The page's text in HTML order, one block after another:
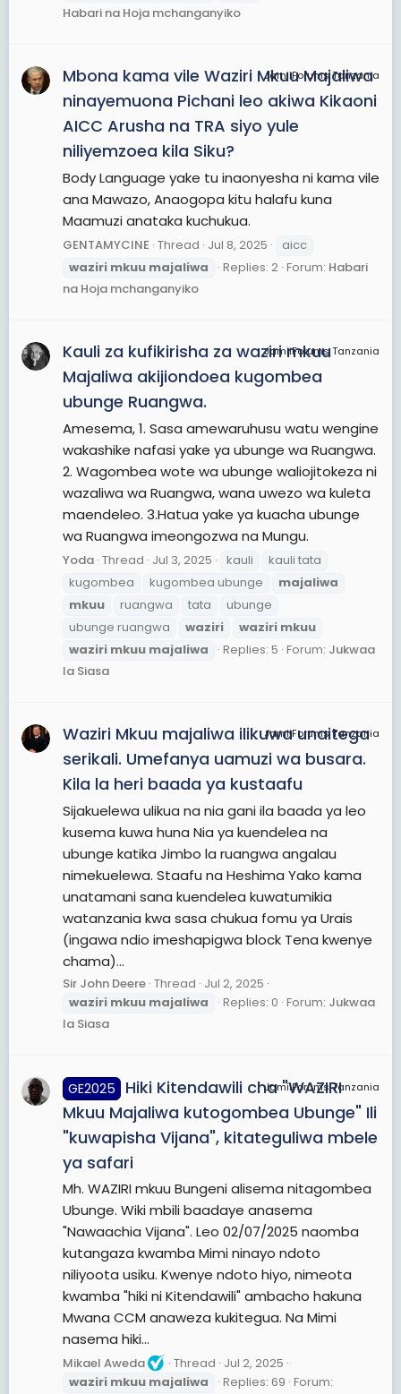
Habari na Hoja mchanganyiko
JamiiForums Tanzania
Mbona kama vile Waziri Mkuu Majaliwa
ninayemuona Pichani leo akiwa Kikaoni
AICC Arusha na TRA siyo yule
niliyemzoea kila Siku?
Body Language yake tu inaonyesha ni kama vile
ana Mawazo, Anaogopa kitu halafu kuna
Maamuzi anataka kuchukua.
GENTAMYCINE Thread Jul 8, 2025
aicc
waziri mkuu majaliwa Replies: 2 Forum: Habari
na Hoja mchanganyiko
JamiiForums Tanzania
Kauli za kufikirisha za waziri mkuu
Majaliwa akijiondoea kugombea
ubunge Ruangwa.
Amesema, 1. Sasa amewaruhusu watu wengine
wakashike nafasi yake ya ubunge wa Ruangwa.
2. Wagombea wote wa ubunge waliojitokeza ni
wazaliwa wa Ruangwa, wana uwezo wa kuleta
maendeleo. 3.Hatua yake ya kuacha ubunge
wa Ruangwa imeongozwa na Mungu.
Yoda Thread Jul 3, 2025 kauli
kauli tata
kugombea
kugombea ubunge
majaliwa
mkuu
ruangwa tata
ubunge
ubunge ruangwa
waziri waziri mkuu
waziri mkuu majaliwa Replies: 5 Forum: Jukwaa
la Siasa
JamiiForums Tanzania
Waziri Mkuu majaliwa ilikuwa unaitega
serikali. Umefanya uamuzi wa busara.
Kila la heri baada ya kustaafu
Sijakuelewa ulikua na nia gani ila baada ya leo
kusema kuwa huna Nia ya kuendelea na
ubunge katika Jimbo la ruangwa angalau
nimekuelewa. Staafu na Heshima Yako kama
unatamani sana kuendelea kuwatumikia
watanzania kwa sasa chukua fomu ya Urais
(ingawa ndio imeshapigwa block Tena kwenye
chama)...
Sir John Deere Thread Jul 2, 2025
waziri mkuu majaliwa Replies: 0 Forum: Jukwaa
la Siasa
JamiiForums Tanzania
GE2025
Hiki Kitendawili cha "WAZIRI
Mkuu Majaliwa kutogombea Ubunge" Ili
"kuwapisha Vijana", kitateguliwa mbele
ya safari
Mh. WAZIRI mkuu Bungeni alisema nitagombea
Ubunge. Wiki mbili baadaye anasema
"Nawaachia Vijana". Leo 02/07/2025 naomba
kutangaza kwamba Mimi ninayo ndoto
niliyoota usiku. Kwenye ndoto hiyo, nimeota
kwamba "hiki ni Kitendawili" ambacho hakuna
Mwana CCM anaweza kukitegua. Na Mimi
nasema hiki...
Mikael Aweda Thread Jul 2, 2025
waziri mkuu majaliwa Replies: 69 Forum: